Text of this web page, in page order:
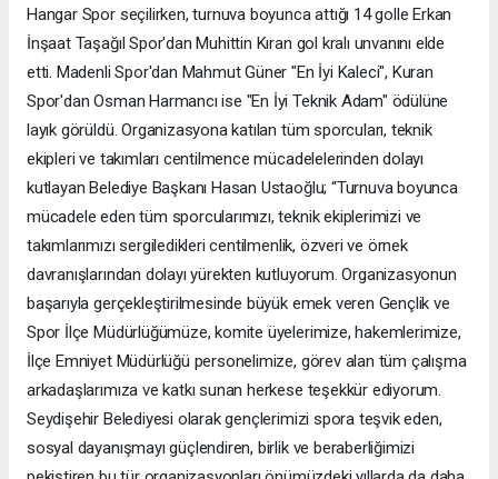
Hangar Spor seçilirken, turnuva boyunca attığı 14 golle Erkan
İnşaat Taşağıl Spor'dan Muhittin Kıran gol kralı unvanını elde
etti. Madenli Spor'dan Mahmut Güner "En İyi Kaleci", Kuran
Spor'dan Osman Harmancı ise "En İyi Teknik Adam" ödülüne
layık görüldü. Organizasyona katılan tüm sporcuları, teknik
ekipleri ve takımları centilmence mücadelelerinden dolayı
kutlayan Belediye Başkanı Hasan Ustaoğlu; “Turnuva boyunca
mücadele eden tüm sporcularımızı, teknik ekiplerimizi ve
takımlarımızı sergiledikleri centilmenlik, özveri ve örnek
davranışlarından dolayı yürekten kutluyorum. Organizasyonun
başarıyla gerçekleştirilmesinde büyük emek veren Gençlik ve
Spor İlçe Müdürlüğümüze, komite üyelerimize, hakemlerimize,
İlçe Emniyet Müdürlüğü personelimize, görev alan tüm çalışma
arkadaşlarımıza ve katkı sunan herkese teşekkür ediyorum.
Seydişehir Belediyesi olarak gençlerimizi spora teşvik eden,
sosyal dayanışmayı güçlendiren, birlik ve beraberliğimizi